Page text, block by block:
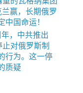
赢，长期俄罗
国命运！
，中共推出
对俄罗斯制
行为。这一停
质疑